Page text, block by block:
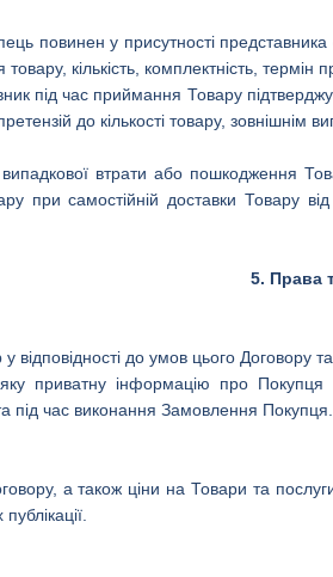
повинен у присутності представника
кількість, комплектність, термін
під час приймання Товару
до кількості товару, зовнішнім
втрати або пошкодження
при самостійній доставки Товару
5. Права
відповідності до умов цього Договору
приватну інформацію про Покупця
під час виконання Замовлення Покупця.
а також ціни на Товари та